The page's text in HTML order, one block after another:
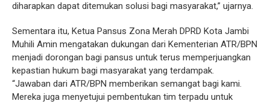
diharapkan dapat ditemukan solusi bagi masyarakat,” ujarnya.
Sementara itu, Ketua Pansus Zona Merah DPRD Kota Jambi
Muhili Amin mengatakan dukungan dari Kementerian ATR/BPN
menjadi dorongan bagi pansus untuk terus memperjuangkan
kepastian hukum bagi masyarakat yang terdampak.
“Jawaban dari ATR/BPN memberikan semangat bagi kami.
Mereka juga menyetujui pembentukan tim terpadu untuk